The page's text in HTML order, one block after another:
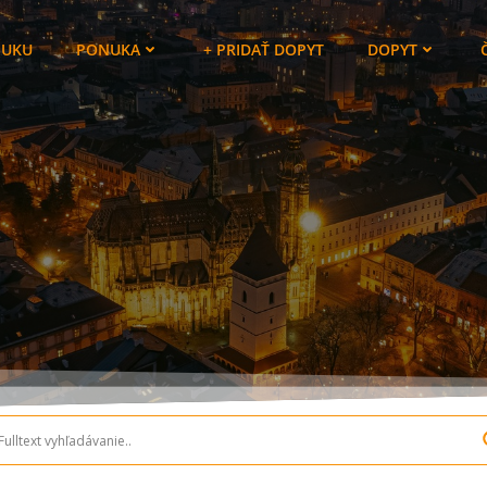
PONUKA + PRIDAŤ DOPYT DOPYT